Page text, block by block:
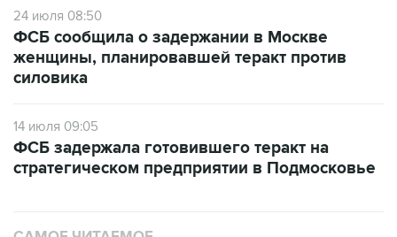
24 июля 08:50
ФСБ сообщила о задержании в Москве
женщины, планировавшей теракт против
силовика
14 июля 09:05
ФСБ задержала готовившего теракт на
стратегическом предприятии в Подмосковье